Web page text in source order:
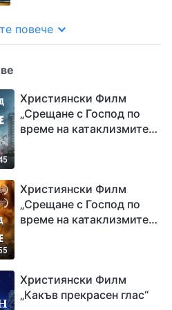
повече
Християнски Филм
„Срещане с Господ по
време на катаклизмите“
Християнски Филм
„Срещане с Господ по
време на катаклизмите“
Християнски Филм
„Какъв прекрасен глас“